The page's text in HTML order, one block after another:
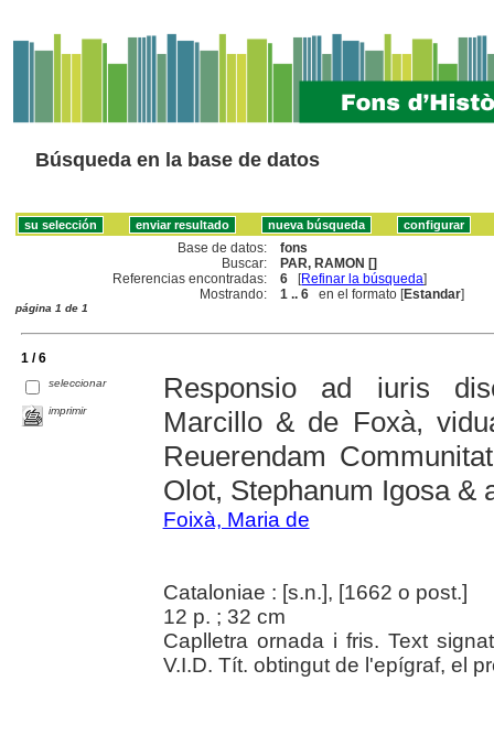
Búsqueda en la base de datos
Base de datos:
fons
Buscar:
PAR, RAMON []
Referencias encontradas:
6 [Refinar la búsqueda]
Mostrando:
1 .. 6 en el formato [Estandar]
página 1 de 1
1 / 6
seleccionar
imprimir
Responsio ad iuris
Marcillo & de Foxà,
Reuerendam
Olot, Stephanum Igosa &
Foixà, Maria de
Cataloniae : [s.n.], [1662 o post.]
12 p. ; 32 cm
Caplletra ornada i fris. Text
V.I.D. Tít. obtingut de l'epígraf, el